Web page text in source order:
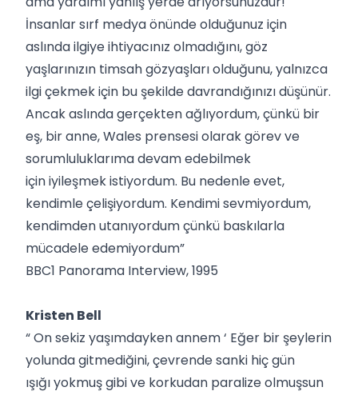
İnsanlar sırf medya önünde olduğunuz için
aslında ilgiye ihtiyacınız olmadığını, göz
yaşlarınızın timsah gözyaşları olduğunu, yalnızca
ilgi çekmek için bu şekilde davrandığınızı düşünür.
Ancak aslında gerçekten ağlıyordum, çünkü bir
eş, bir anne, Wales prensesi olarak görev ve
sorumluluklarıma devam edebilmek
için iyileşmek istiyordum. Bu nedenle evet,
kendimle çelişiyordum. Kendimi sevmiyordum,
kendimden utanıyordum çünkü baskılarla
mücadele edemiyordum”
BBC1 Panorama Interview, 1995
Kristen Bell
“ On sekiz yaşımdayken annem ‘ Eğer bir şeylerin
yolunda gitmediğini, çevrende sanki hiç gün
ışığı yokmuş gibi ve korkudan paralize olmuşsun